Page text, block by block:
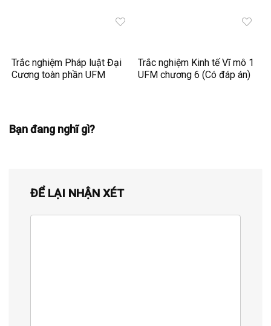
Trắc nghiệm Pháp luật Đại
Cương toàn phần UFM
Trắc nghiệm Kinh tế Vĩ mô 1
UFM chương 6 (Có đáp án)
Bạn đang nghĩ gì?
ĐỂ LẠI NHẬN XÉT